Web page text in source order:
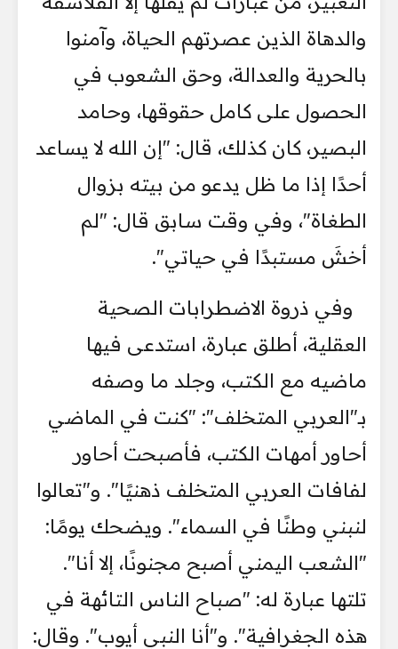
والدهاة الذين عصرتهم الحياة، وآمنوا
بالحرية والعدالة، وحق الشعوب في
الحصول على كامل حقوقها، وحامد
البصير، كان كذلك، قال: "إن الله لا يساعد
أحدًا إذا ما ظل يدعو من بيته بزوال
الطغاة"، وفي وقت سابق قال: "لم
أخشَ مستبدًا في حياتي".
وفي ذروة الاضطرابات الصحية
العقلية، أطلق عبارة، استدعى فيها
ماضيه مع الكتب، وجلد ما وصفه
بـ"العربي المتخلف": "كنت في الماضي
أحاور أمهات الكتب، فأصبحت أحاور
لفافات العربي المتخلف ذهنيًا". و"تعالوا
لنبني وطنًا في السماء". ويضحك يومًا:
"الشعب اليمني أصبح مجنونًا، إلا أنا".
تلتها عبارة له: "صباح الناس التائهة في
هذه الجغرافية". و"أنا النبي أيوب". وقال: